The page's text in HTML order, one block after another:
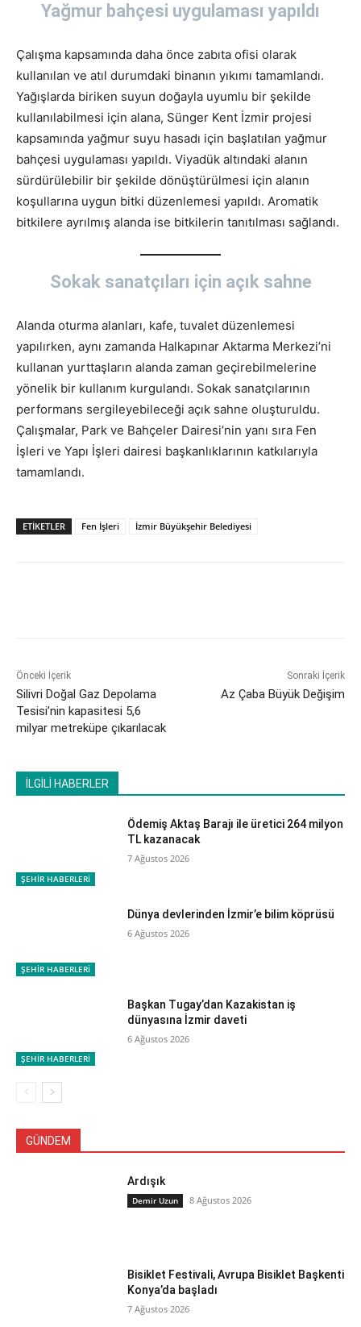
Yağmur bahçesi uygulaması yapıldı
Çalışma kapsamında daha önce zabıta ofisi olarak
kullanılan ve atıl durumdaki binanın yıkımı tamamlandı.
Yağışlarda biriken suyun doğayla uyumlu bir şekilde
kullanılabilmesi için alana, Sünger Kent İzmir projesi
kapsamında yağmur suyu hasadı için başlatılan yağmur
bahçesi uygulaması yapıldı. Viyadük altındaki alanın
sürdürülebilir bir şekilde dönüştürülmesi için alanın
koşullarına uygun bitki düzenlemesi yapıldı. Aromatik
bitkilere ayrılmış alanda ise bitkilerin tanıtılması sağlandı.
Sokak sanatçıları için açık sahne
Alanda oturma alanları, kafe, tuvalet düzenlemesi
yapılırken, aynı zamanda Halkapınar Aktarma Merkezi’ni
kullanan yurttaşların alanda zaman geçirebilmelerine
yönelik bir kullanım kurgulandı. Sokak sanatçılarının
performans sergileyebileceği açık sahne oluşturuldu.
Çalışmalar, Park ve Bahçeler Dairesi’nin yanı sıra Fen
İşleri ve Yapı İşleri dairesi başkanlıklarının katkılarıyla
tamamlandı.
ETİKETLER Fen İşleri İzmir Büyükşehir Belediyesi
Önceki İçerik
Silivri Doğal Gaz Depolama
Tesisi’nin kapasitesi 5,6
milyar metreküpe çıkarılacak
Sonraki İçerik
Az Çaba Büyük Değişim
İLGİLİ HABERLER
ŞEHİR HABERLERİ
Ödemiş Aktaş Barajı ile üretici 264 milyon
TL kazanacak
7 Ağustos 2026
ŞEHİR HABERLERİ
Dünya devlerinden İzmir’e bilim köprüsü
6 Ağustos 2026
ŞEHİR HABERLERİ
Başkan Tugay’dan Kazakistan iş
dünyasına İzmir daveti
6 Ağustos 2026
GÜNDEM
Ardışık
Demir Uzun 8 Ağustos 2026
Bisiklet Festivali, Avrupa Bisiklet Başkenti
Konya’da başladı
7 Ağustos 2026